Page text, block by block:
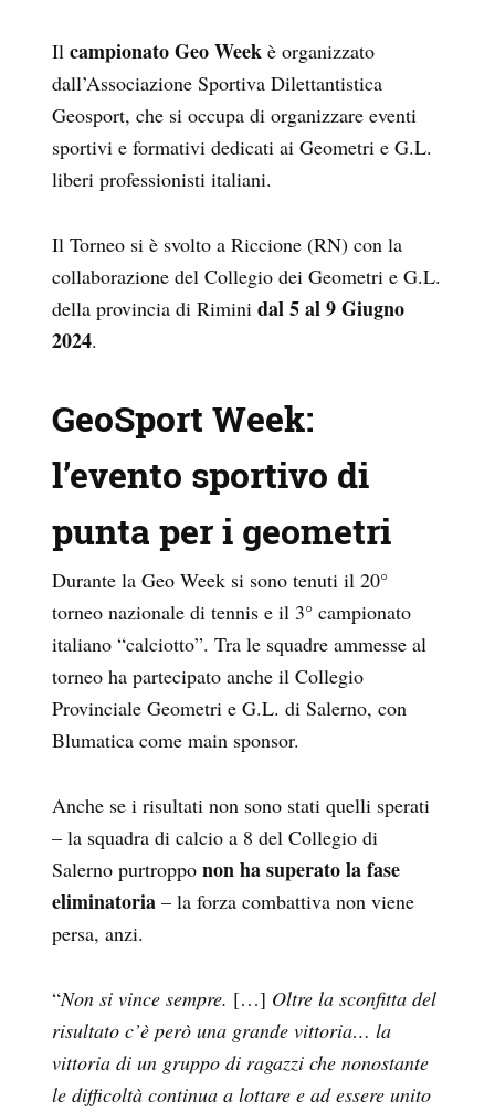
Il campionato Geo Week è organizzato
dall’Associazione Sportiva Dilettantistica
Geosport, che si occupa di organizzare eventi
sportivi e formativi dedicati ai Geometri e G.L.
liberi professionisti italiani.
Il Torneo si è svolto a Riccione (RN) con la
collaborazione del Collegio dei Geometri e G.L.
della provincia di Rimini dal 5 al 9 Giugno
2024.
GeoSport Week:
l’evento sportivo di
punta per i geometri
Durante la Geo Week si sono tenuti il 20°
torneo nazionale di tennis e il 3° campionato
italiano “calciotto”. Tra le squadre ammesse al
torneo ha partecipato anche il Collegio
Provinciale Geometri e G.L. di Salerno, con
Blumatica come main sponsor.
Anche se i risultati non sono stati quelli sperati
– la squadra di calcio a 8 del Collegio di
Salerno purtroppo non ha superato la fase
eliminatoria – la forza combattiva non viene
persa, anzi.
“Non si vince sempre. […] Oltre la sconfitta del
risultato c’è però una grande vittoria… la
vittoria di un gruppo di ragazzi che nonostante
le difficoltà continua a lottare e ad essere unito